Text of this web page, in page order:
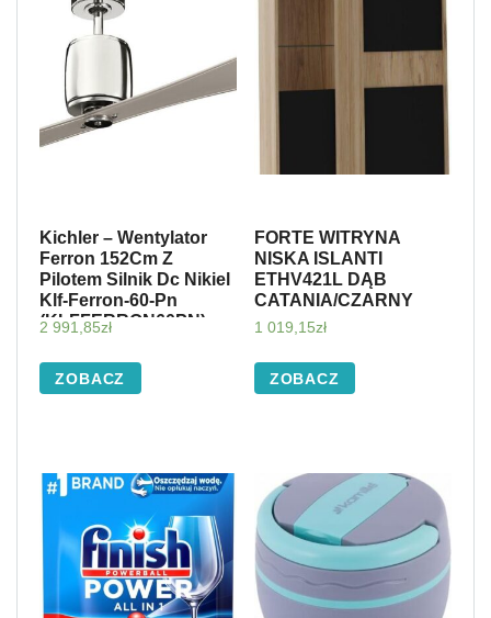
Kichler – Wentylator
Ferron 152Cm Z
Pilotem Silnik Dc Nikiel
Klf-Ferron-60-Pn
(KLFFERRON60PN)
2 991,85zł
ZOBACZ
FORTE WITRYNA
NISKA ISLANTI
ETHV421L DĄB
CATANIA/CZARNY
1 019,15zł
ZOBACZ